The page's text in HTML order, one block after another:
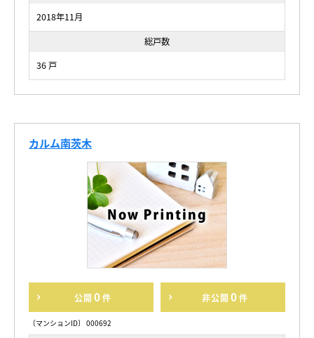
2018年11月
総戸数
36 戸
カルム南茨木
公開 0件 非公開 0件
〔マンションID〕 000692